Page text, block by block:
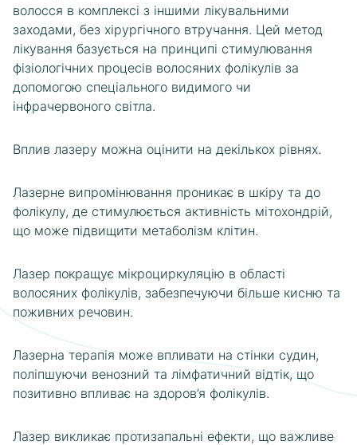
волосся в комплексі з іншими лікувальними
заходами, без хірургічного втручання. Цей метод
лікування базується на принципі стимулювання
фізіологічних процесів волосяних фолікулів за
допомогою спеціального видимого чи
інфрачервоного світла.
Вплив лазеру можна оцінити на декількох рівнях.
Лазерне випромінювання проникає в шкіру та до
фолікулу, де стимулюється активність мітохондрій,
що може підвищити метаболізм клітин.
Лазер покращує мікроциркуляцію в області
волосяних фолікулів, забезпечуючи більше кисню та
поживних речовин.
Лазерна терапія може впливати на стінки судин,
поліпшуючи венозний та лімфатичний відтік, що
позитивно впливає на здоров’я фолікулів.
Лазер викликає протизапальні ефекти, що важливе